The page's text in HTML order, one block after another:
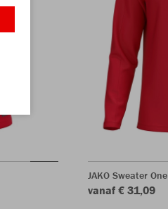
JAKO Sweater One
vanaf € 31,09